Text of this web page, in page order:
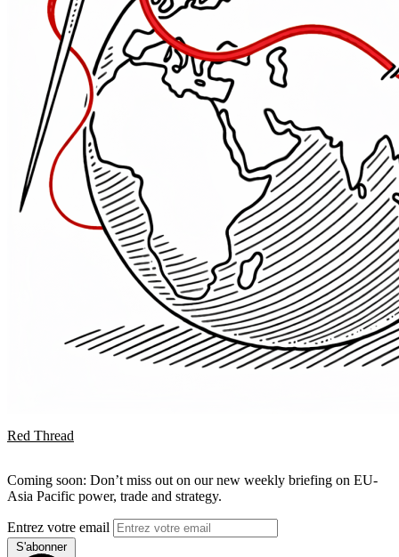
Red Thread
Coming soon: Don’t miss out on our new weekly briefing on EU-
Asia Pacific power, trade and strategy.
Entrez votre email
S'abonner